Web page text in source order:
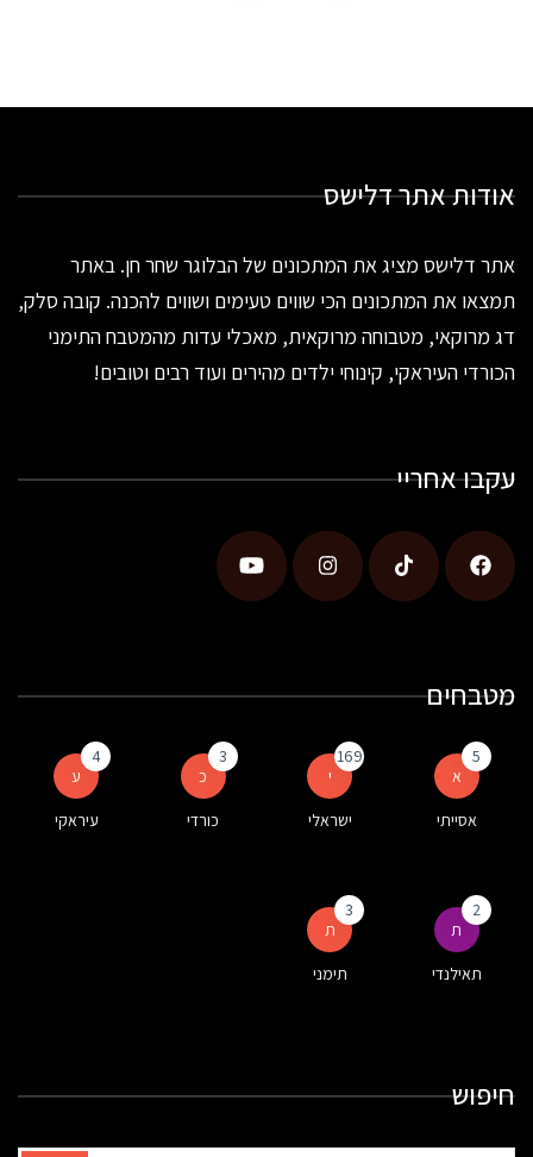
אודות אתר דלישס
אתר דלישס מציג את המתכונים של הבלוגר שחר חן. באתר
תמצאו את המתכונים הכי שווים טעימים ושווים להכנה. קובה סלק,
דג מרוקאי, מטבוחה מרוקאית, מאכלי עדות מהמטבח התימני
הכורדי העיראקי, קינוחי ילדים מהירים ועוד רבים וטובים!
עקבו אחריי
מטבחים
א
5
אסייתי
י
169
ישראלי
כ
3
כורדי
ע
4
עיראקי
ת
2
תאילנדי
ת
3
תימני
חיפוש